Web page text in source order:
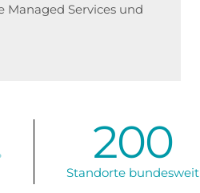
Managed Services und
200
Standorte bundesweit